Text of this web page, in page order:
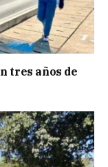
tres años de